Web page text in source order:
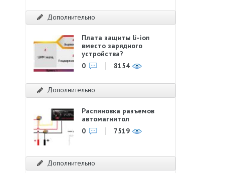
Дополнительно
Плата защиты li-ion
вместо зарядного
устройства?
0
8154
Дополнительно
Распиновка разъемов
автомагнитол
0
7519
Дополнительно